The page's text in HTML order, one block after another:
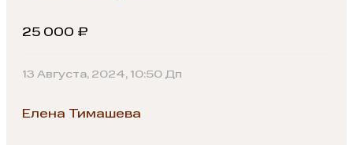
25 000 ₽
13 Августа, 2024, 10:50 Дп
Елена Тимашева